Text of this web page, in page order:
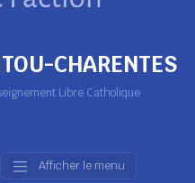
CHARENTES
Libre Catholique
Afficher le menu